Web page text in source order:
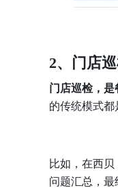
2、门店
门店巡检，是
的传统模式都
比如，在西
问题汇总，最